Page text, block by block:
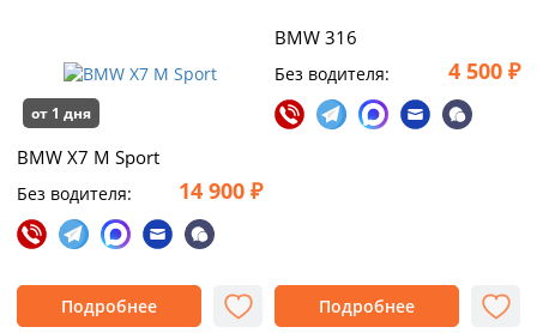
от 1 дня
BMW X7 M Sport
Без водителя: 14 900 ₽
Подробнее
BMW 316
Без водителя: 4 500 ₽
Подробнее